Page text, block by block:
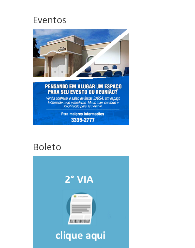
Eventos
Boleto